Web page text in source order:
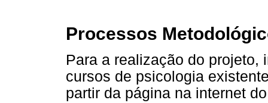
Processos
Para a realização do
cursos de psicologia
partir da página na internet